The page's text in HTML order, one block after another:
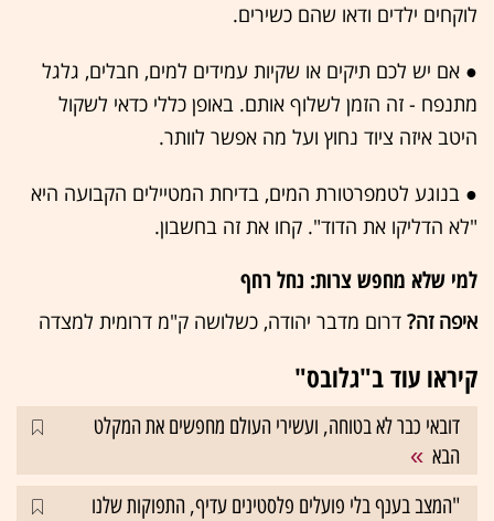
לוקחים ילדים ודאו שהם כשירים.
● אם יש לכם תיקים או שקיות עמידים למים, חבלים, גלגל
מתנפח - זה הזמן לשלוף אותם. באופן כללי כדאי לשקול
היטב איזה ציוד נחוץ ועל מה אפשר לוותר.
● בנוגע לטמפרטורת המים, בדיחת המטיילים הקבועה היא
"לא הדליקו את הדוד". קחו את זה בחשבון.
למי שלא מחפש צרות: נחל רחף
איפה זה? דרום מדבר יהודה, כשלושה ק"מ דרומית למצדה
קיראו עוד ב"גלובס"
דובאי כבר לא בטוחה, ועשירי העולם מחפשים את המקלט
הבא
"המצב בענף בלי פועלים פלסטינים עדיף, התפוקות שלנו